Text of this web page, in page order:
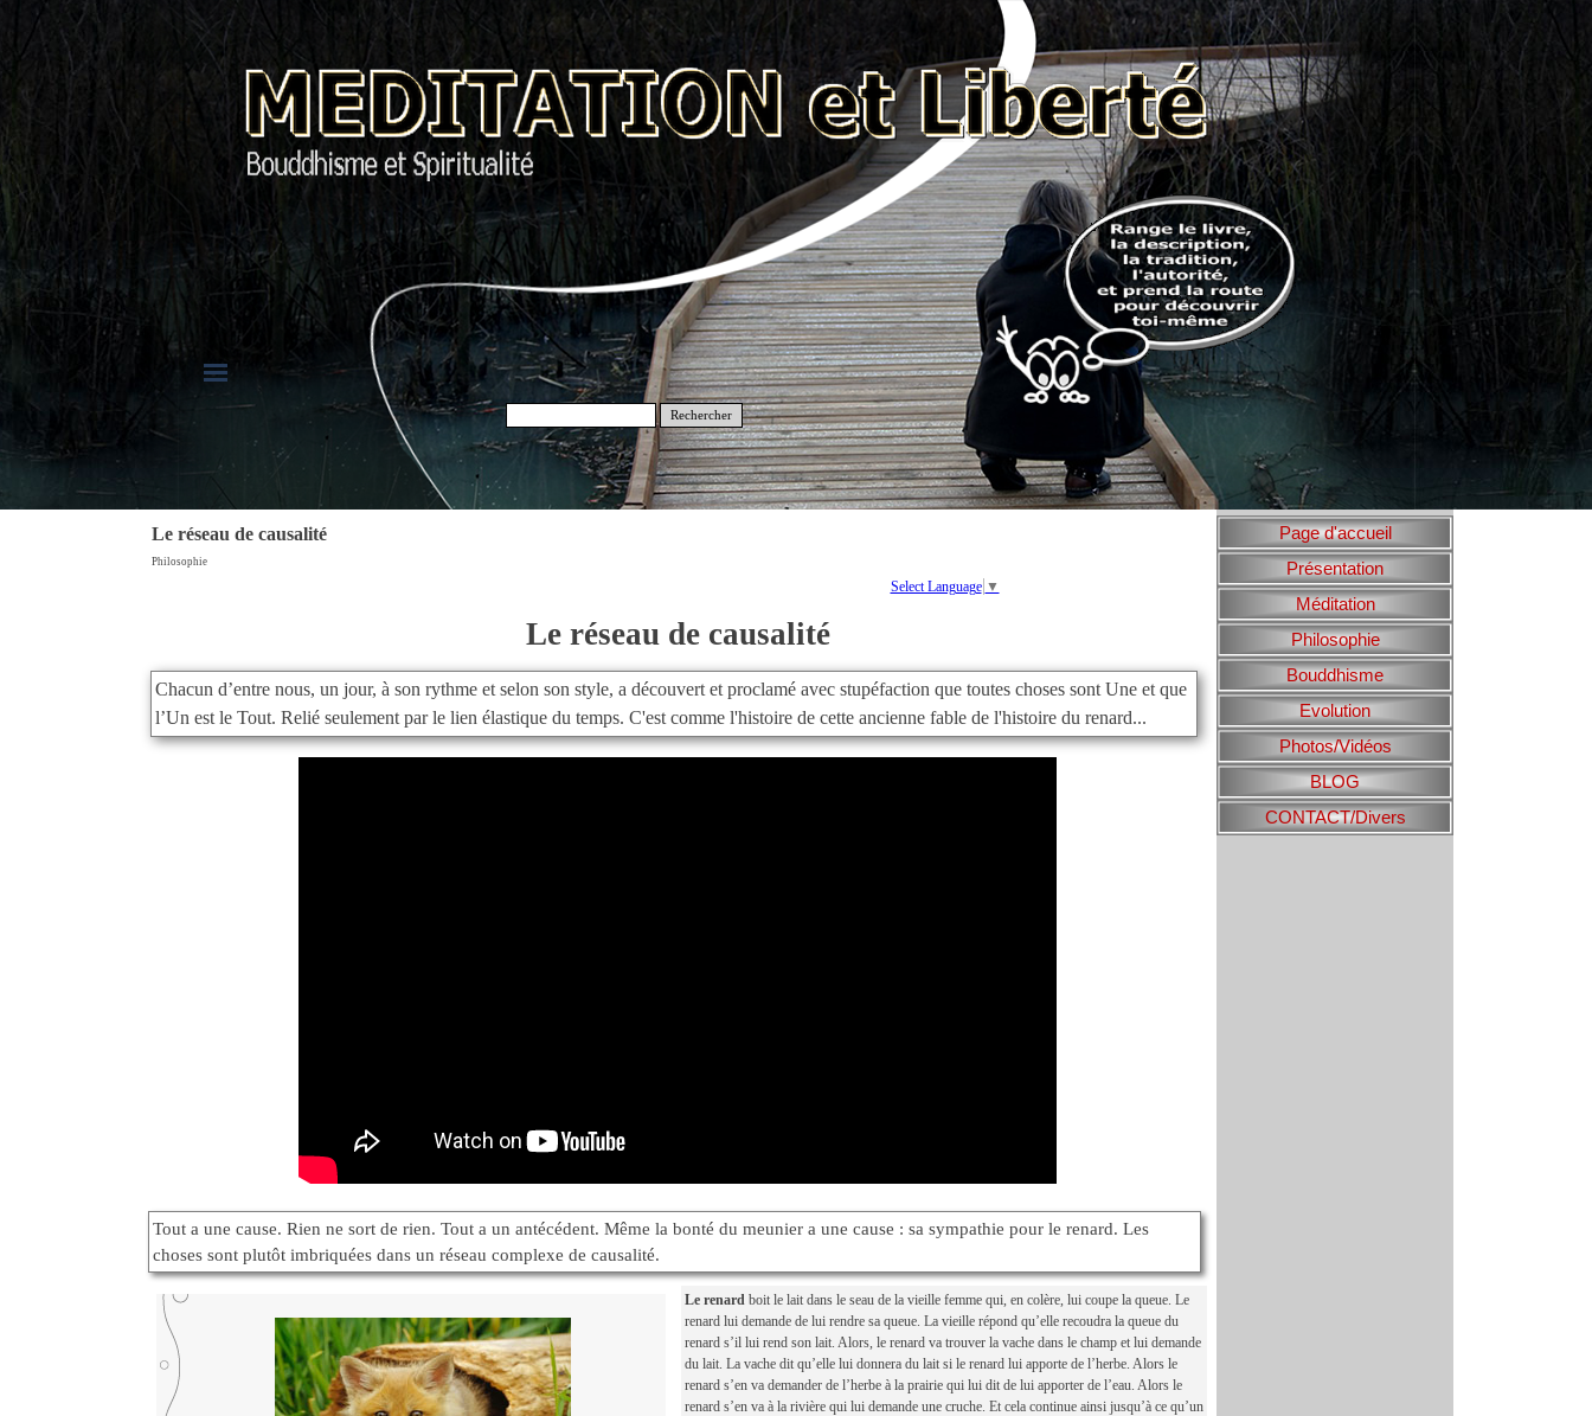
Rechercher
Page d'accueil
Présentation
Méditation
Philosophie
Bouddhisme
Evolution
Photos/Vidéos
BLOG
CONTACT/Divers
Le réseau de causalité
Philosophie
Select Language ▼
Le réseau de causalité
Chacun d’entre nous, un jour, à son rythme et selon son style, a découvert et proclamé avec stupéfaction que toutes choses sont Une et que
l’Un est le Tout. Relié seulement par le lien élastique du temps. C'est comme l'histoire de cette ancienne fable de l'histoire du renard...
Tout a une cause. Rien ne sort de rien. Tout a un antécédent. Même la bonté du meunier a une cause : sa sympathie pour le renard. Les
choses sont plutôt imbriquées dans un réseau complexe de causalité.
Le renard boit le lait dans le seau de la vieille femme qui, en colère, lui coupe la queue. Le
renard lui demande de lui rendre sa queue. La vieille répond qu’elle recoudra la queue du
renard s’il lui rend son lait. Alors, le renard va trouver la vache dans le champ et lui demande
du lait. La vache dit qu’elle lui donnera du lait si le renard lui apporte de l’herbe. Alors le
renard s’en va demander de l’herbe à la prairie qui lui dit de lui apporter de l’eau. Alors le
renard s’en va à la rivière qui lui demande une cruche. Et cela continue ainsi jusqu’à ce qu’un